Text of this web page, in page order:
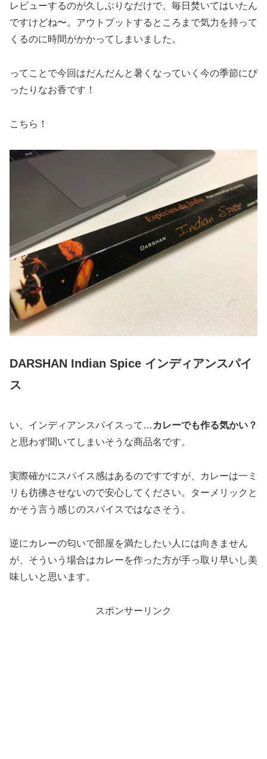
レビューするのが久しぶりなだけで、毎日焚いてはいたん
ですけどね〜。アウトプットするところまで気力を持って
くるのに時間がかかってしまいました。
ってことで今回はだんだんと暑くなっていく今の季節にぴ
ったりなお香です！
こちら！
DARSHAN Indian Spice インディアンスパイ
ス
い、インディアンスパイスって… カレーでも作る気かい？
と思わず聞いてしまいそうな商品名です。
実際確かにスパイス感はあるのですですが、カレーは一ミ
リも彷彿させないので安心してください。ターメリックと
かそう言う感じのスパイスではなさそう。
逆にカレーの匂いで部屋を満たしたい人には向きません
が、そういう場合はカレーを作った方が手っ取り早いし美
味しいと思います。
スポンサーリンク